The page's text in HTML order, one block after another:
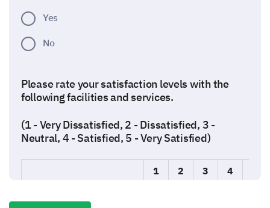
Yes
No
Please rate your satisfaction levels with the
following facilities and services.
(1 - Very Dissatisfied, 2 - Dissatisfied, 3 -
Neutral, 4 - Satisfied, 5 - Very Satisfied)
1 2 3 4